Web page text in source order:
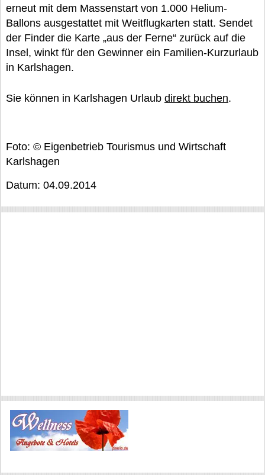
erneut mit dem Massenstart von 1.000 Helium-
Ballons ausgestattet mit Weitflugkarten statt. Sendet
der Finder die Karte „aus der Ferne“ zurück auf die
Insel, winkt für den Gewinner ein Familien-Kurzurlaub
in Karlshagen.
Sie können in Karlshagen Urlaub direkt buchen.
Foto: © Eigenbetrieb Tourismus und Wirtschaft
Karlshagen
Datum: 04.09.2014